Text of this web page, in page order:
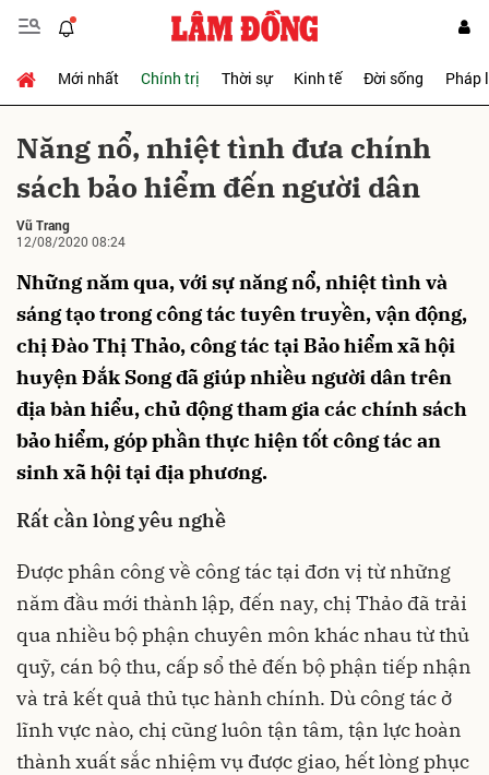
Mới nhất Chính trị Thời sự Kinh tế Đời sống Pháp
Năng nổ, nhiệt tình đưa chính
sách bảo hiểm đến người dân
Vũ Trang
12/08/2020 08:24
Những năm qua, với sự năng nổ, nhiệt tình và
sáng tạo trong công tác tuyên truyền, vận động,
chị Đào Thị Thảo, công tác tại Bảo hiểm xã hội
huyện Đắk Song đã giúp nhiều người dân trên
địa bàn hiểu, chủ động tham gia các chính sách
bảo hiểm, góp phần thực hiện tốt công tác an
sinh xã hội tại địa phương.
Rất cần lòng yêu nghề
Được phân công về công tác tại đơn vị từ những
năm đầu mới thành lập, đến nay, chị Thảo đã trải
qua nhiều bộ phận chuyên môn khác nhau từ thủ
quỹ, cán bộ thu, cấp sổ thẻ đến bộ phận tiếp nhận
và trả kết quả thủ tục hành chính. Dù công tác ở
lĩnh vực nào, chị cũng luôn tận tâm, tận lực hoàn
thành xuất sắc nhiệm vụ được giao, hết lòng phục
Gửi bình luận
Hủy Gửi